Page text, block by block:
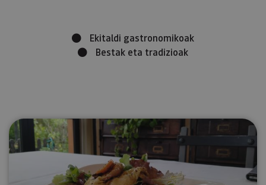
Ekitaldi gastronomikoak
Bestak eta tradizioak